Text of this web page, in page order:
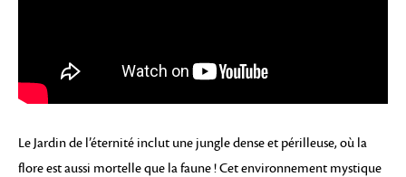
Le Jardin de l’éternité inclut une jungle dense et périlleuse, où la
flore est aussi mortelle que la faune ! Cet environnement mystique